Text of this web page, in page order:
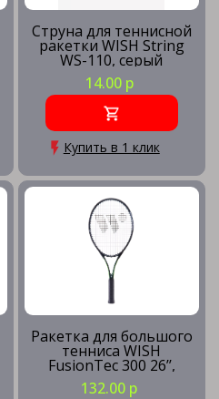
Струна для теннисной
ракетки WISH String
WS-110, серый
14.00 р
Купить в 1 клик
Ракетка для большого
тенниса WISH
FusionTec 300 26’’,
зеленый
132.00 р